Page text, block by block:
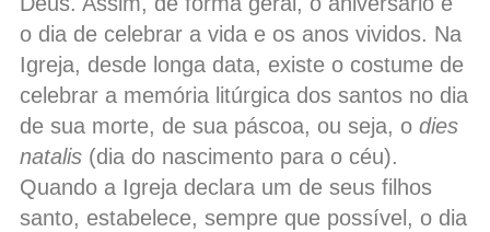
o dia de celebrar a vida e os anos vividos. Na
Igreja, desde longa data, existe o costume de
celebrar a memória litúrgica dos santos no dia
de sua morte, de sua páscoa, ou seja, o dies
natalis (dia do nascimento para o céu).
Quando a Igreja declara um de seus filhos
santo, estabelece, sempre que possível, o dia